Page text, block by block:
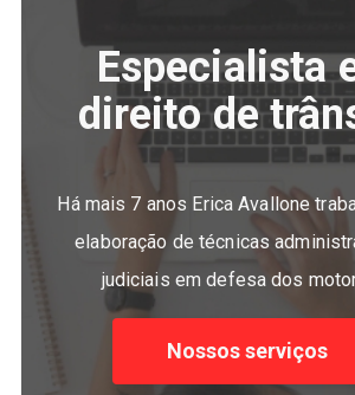
Especialista
direito de
Há mais 7 anos Erica Avallone
elaboração de técnicas
judiciais em defesa dos
Nossos serviços